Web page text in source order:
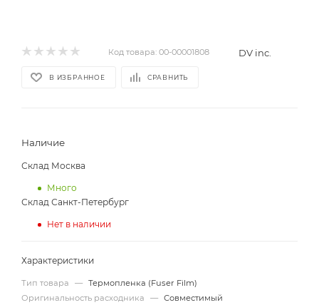
Код товара: 00-00001808 DV inc.
В ИЗБРАННОЕ СРАВНИТЬ
Наличие
Склад Москва
Много
Склад Санкт-Петербург
Нет в наличии
Характеристики
Тип товара — Термопленка (Fuser Film)
Оригинальность расходника
— Совместимый